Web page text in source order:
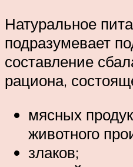
Натуральное
подразумевает
составление
рациона,
мясных
животного
злаков;